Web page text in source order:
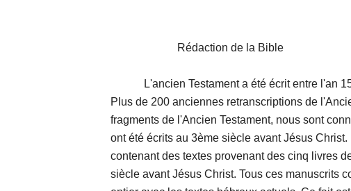
Rédaction de la Bible
L'ancien Testament a été écrit entre l'an
Plus de 200 anciennes retranscriptions de
fragments de l'Ancien Testament, nous sont
ont été écrits au 3ème siècle avant Jésus
contenant des textes provenant des cinq livres
siècle avant Jésus Christ. Tous ces manuscrits